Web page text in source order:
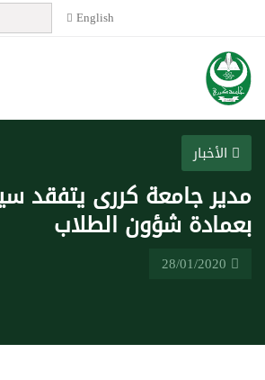
English
الأخبار
مدير جامعة كررى يتفقد
بعمادة شؤون الطلاب